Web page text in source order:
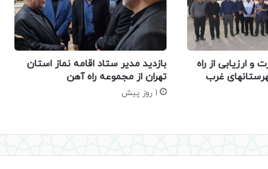
و ارزیابی از راه
غرب
بازدید مدیر ستاد اقامه نماز استان
تهران از مجموعه راه آهن
1 روز پیش